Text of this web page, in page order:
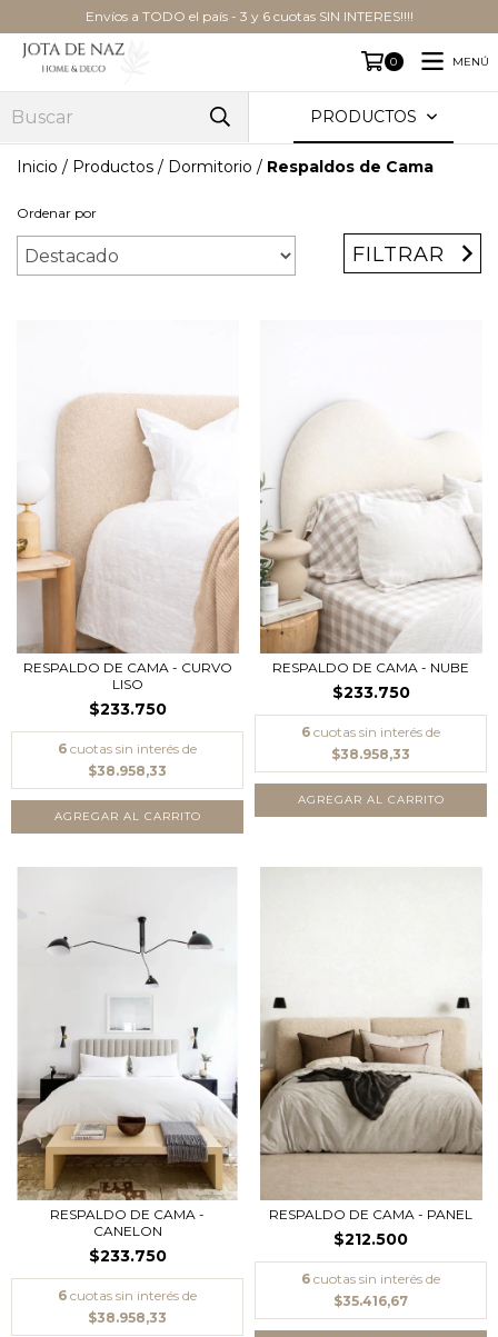
Envíos a TODO el país - 3 y 6 cuotas SIN INTERES!!!!
0 MENÚ
PRODUCTOS
Inicio / Productos / Dormitorio / Respaldos de Cama
Ordenar por
FILTRAR
RESPALDO DE CAMA - CURVO
LISO
$233.750
6 cuotas sin interés de
$38.958,33
AGREGAR AL CARRITO
RESPALDO DE CAMA - NUBE
$233.750
6 cuotas sin interés de
$38.958,33
AGREGAR AL CARRITO
RESPALDO DE CAMA -
CANELON
$233.750
6 cuotas sin interés de
$38.958,33
RESPALDO DE CAMA - PANEL
$212.500
6 cuotas sin interés de
$35.416,67